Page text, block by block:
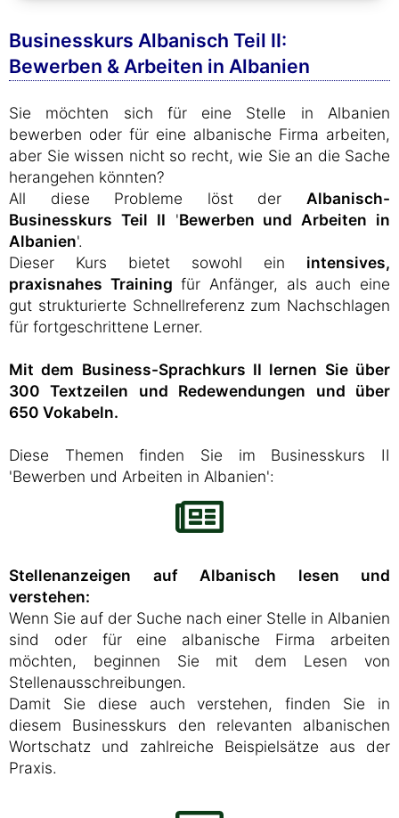
Businesskurs Albanisch Teil II:
Bewerben & Arbeiten in Albanien
Sie möchten sich für eine Stelle in Albanien
bewerben oder für eine albanische Firma arbeiten,
aber Sie wissen nicht so recht, wie Sie an die Sache
herangehen könnten?
All diese Probleme löst der Albanisch-
Businesskurs Teil II 'Bewerben und Arbeiten in
Albanien'.
Dieser Kurs bietet sowohl ein intensives,
praxisnahes Training für Anfänger, als auch eine
gut strukturierte Schnellreferenz zum Nachschlagen
für fortgeschrittene Lerner.
Mit dem Business-Sprachkurs II lernen Sie über
300 Textzeilen und Redewendungen und über
650 Vokabeln.
Diese Themen finden Sie im Businesskurs II
'Bewerben und Arbeiten in Albanien':
Stellenanzeigen auf Albanisch lesen und
verstehen:
Wenn Sie auf der Suche nach einer Stelle in Albanien
sind oder für eine albanische Firma arbeiten
möchten, beginnen Sie mit dem Lesen von
Stellenausschreibungen.
Damit Sie diese auch verstehen, finden Sie in
diesem Businesskurs den relevanten albanischen
Wortschatz und zahlreiche Beispielsätze aus der
Praxis.